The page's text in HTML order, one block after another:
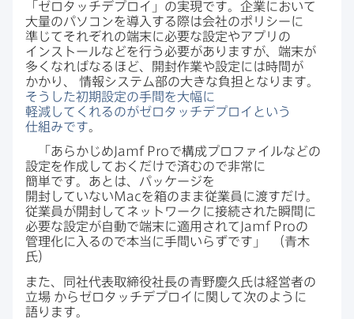
「ゼロタッチデプロイ」の​実現です。​企業に​おいて​
大量の​パソコンを​導入する​際は​会社の​ポリシーに​
準じて​それぞれの​端末に​必要な​設定や​アプリの​
インストールなどを​行う​必要が​ありますが、​端末が​
多くなればなる​ほど、​開封作業や​設定には​時間が​
かかり、
情報システム部の​大きな​負担と​なります。
そうした​初期設定の​手間を​大幅に​
軽減してくれるのが​ゼロタッチデプロイと​いう​
仕組みです。
「あらかじめ Jamf Proで​構成プロファイルなどの​
設定を​作成しておくだけで​済むので​非常に​
簡単です。​あとは、​パッケージを​
開封していないMacを​箱のまま​従業員に​渡すだけ。​
従業員が​開封して​ネットワークに​接続された​瞬間に​
必要な​設定が​自動で​端末に​適用されて Jamf Proの​
管理化に​入るので​本当に​手間いらずです」
（青木
氏）
また、​同社代表取締役社長の​青野慶久氏は​経営者の​
立場 から​ゼロタッチデプロイに​関して​次のように​
語ります。